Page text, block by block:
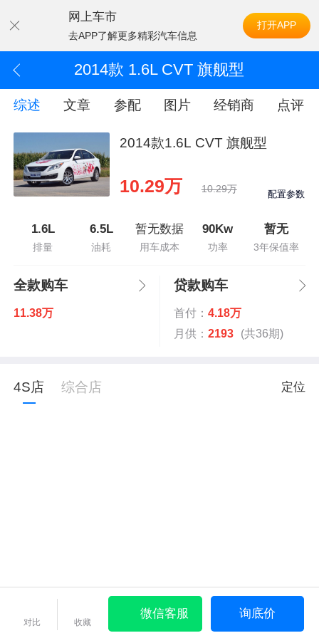
网上车市
去APP了解更多精彩汽车信息
打开APP
2014款 1.6L CVT 旗舰型
综述 文章 参配 图片 经销商 点评
2014款1.6L CVT 旗舰型
10.29万 10.29万 配置参数
1.6L
排量
6.5L
油耗
暂无数据
用车成本
90Kw
功率
暂无
3年保值率
全款购车
11.38万
贷款购车
首付： 4.18万
月供： 2193 (共36期)
4S店 综合店 定位
对比 收藏
微信客服 询底价